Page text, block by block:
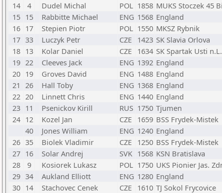
14
4 Dudel Michal POL 1858 MUKS Stoczek 45
15 15 Rabbitte Michael ENG 1568 England
16 17 Stepien Piotr POL 1550 MKSZ Rybnik
17 33 Luczyk Petr CZE 1423 SK Slavia Orlova
18 13 Kolar Daniel CZE 1634 SK Spartak Usti n.L.
19 22 Cleeves Jack ENG 1392 England
20 19 Groves David ENG 1488 England
21 26 Hall Toby ENG 1368 England
22 20 Linnett Chris ENG 1440 England
23 11 Psenickov Kirill RUS 1750 Tjumen
24 12 Kozel Jan CZE 1659 BSS Frydek-Mistek
40
Jones William ENG 1240 England
26 35 Biolek Vladimir CZE 1250 BSS Frydek-Mistek
27 16 Solar Andrej SVK 1568 KSN Bratislava
28
9 Kosiorek Lukasz POL 1750 UKS Pionier Jas.
29 34 Aukland Elliott ENG 1280 England
30 14 Stachovec Cenek CZE 1610 TJ Sokol Frycovice